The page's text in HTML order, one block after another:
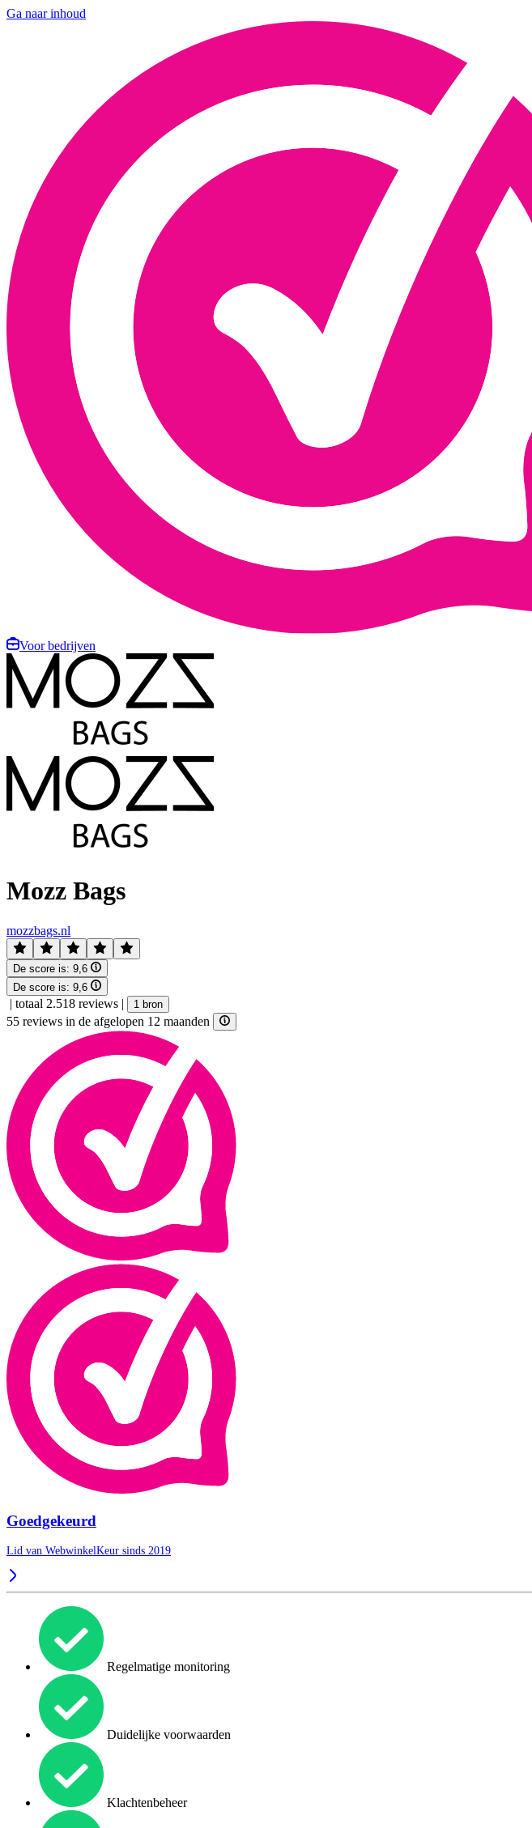
Ga naar inhoud
Voor bedrijven
Mozz Bags
mozzbags.nl
De score is: 9,6
De score is: 9,6
| totaal 2.518 reviews | 1 bron
55 reviews in de afgelopen 12 maanden
Goedgekeurd
Lid van WebwinkelKeur sinds 2019
Regelmatige monitoring
Duidelijke voorwaarden
Klachtenbeheer